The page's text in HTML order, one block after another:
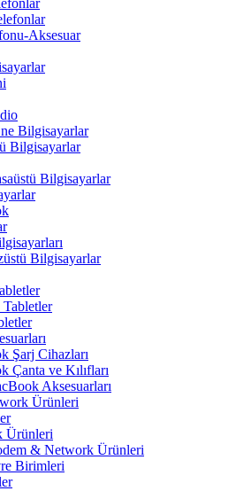
Aksesuar
Bilgisayarlar
Bilgisayarlar
Bilgisayarlar
Bilgisayarlar
Şarj Cihazları
Çanta ve Kılıfları
Aksesuarları
Ürünleri
Ürünleri
& Network Ürünleri
Birimleri